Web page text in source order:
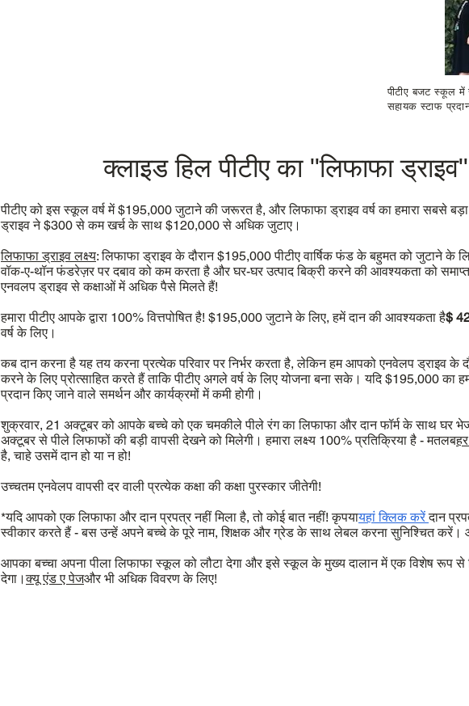
पीटीए बजट स्कूल में
सहायक स्टाफ
क्लाइड हिल पीटीए का "लिफाफा
पीटीए को इस स्कूल वर्ष में $195,000 जुटाने की जरूरत है, और लिफाफा ड्राइव वर्ष का हमारा सबसे
ड्राइव ने $300 से कम खर्च के साथ $120,000 से अधिक जुटाए।
लिफाफा ड्राइव लक्ष्य: लिफाफा ड्राइव के दौरान $195,000 पीटीए वार्षिक फंड के बहुमत को जुटाने के
वॉक-ए-थॉन फंडरेज़र पर दबाव को कम करता है और घर-घर उत्पाद बिक्री करने की आवश्यकता को
एनवलप ड्राइव से कक्षाओं में अधिक पैसे मिलते हैं!
हमारा पीटीए आपके द्वारा 100% वित्तपोषित है! $195,000 जुटाने के लिए, हमें दान की आवश्यकता है$
वर्ष के लिए।
कब दान करना है यह तय करना प्रत्येक परिवार पर निर्भर करता है, लेकिन हम आपको एनवेलप ड्राइव के
करने के लिए प्रोत्साहित करते हैं ताकि पीटीए अगले वर्ष के लिए योजना बना सके। यदि $195,000 का
प्रदान किए जाने वाले समर्थन और कार्यक्रमों में कमी होगी।
शुक्रवार, 21 अक्टूबर को आपके बच्चे को एक चमकीले पीले रंग का लिफाफा और दान फॉर्म के साथ घर भेज
अक्टूबर से पीले लिफाफों की बड़ी वापसी देखने को मिलेगी। हमारा लक्ष्य 100% प्रतिक्रिया है - मतलब
है, चाहे उसमें दान हो या न हो!
उच्चतम एनवेलप वापसी दर वाली प्रत्येक कक्षा की कक्षा पुरस्कार जीतेगी!
*यदि आपको एक लिफाफा और दान प्रपत्र नहीं मिला है, तो कोई बात नहीं! कृपयायहां क्लिक करेंदान
स्वीकार करते हैं - बस उन्हें अपने बच्चे के पूरे नाम, शिक्षक और ग्रेड के साथ लेबल करना सुनिश्चित
आपका बच्चा अपना पीला लिफाफा स्कूल को लौटा देगा और इसे स्कूल के मुख्य दालान में एक विशेष रूप से
देगा।क्यू एंड ए पेजऔर भी अधिक विवरण के लिए!